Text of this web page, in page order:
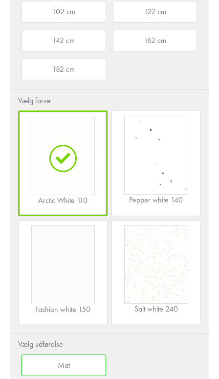
102 cm 122 cm
142 cm 162 cm
182 cm
Vælg farve
Arctic White 110 Pepper white 140
Fashion white 150 Salt white 240
Vælg udførelse
Mat